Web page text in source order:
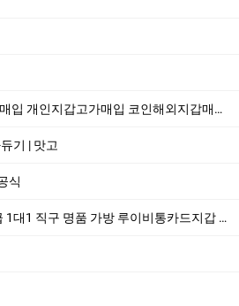
가매입 코인해외지갑매입 trc20코인전송대행
기 | 맛고
식
품 가방 루이비통카드지갑 남성명품가방 HJO